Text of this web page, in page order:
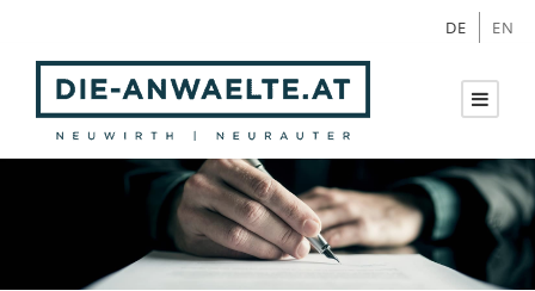
DE EN